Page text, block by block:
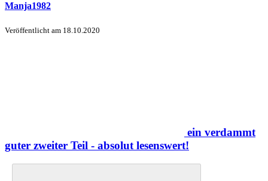
Manja1982
Veröffentlicht am 18.10.2020
ein verdammt
guter zweiter Teil - absolut lesenswert!